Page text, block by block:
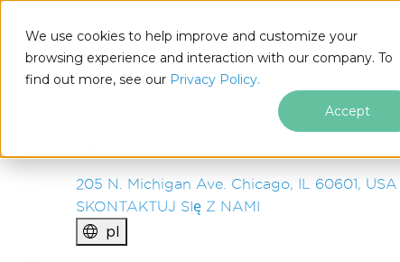
We use cookies to help improve and customize your
browsing experience and interaction with our company. To
find out more, see our Privacy Policy.
Accept
IRONSOFTWARE
PRODUKTY
ENTERPRISE
205 N. Michigan Ave. Chicago, IL 60601, USA
SKONTAKTUJ SIę Z NAMI
pl